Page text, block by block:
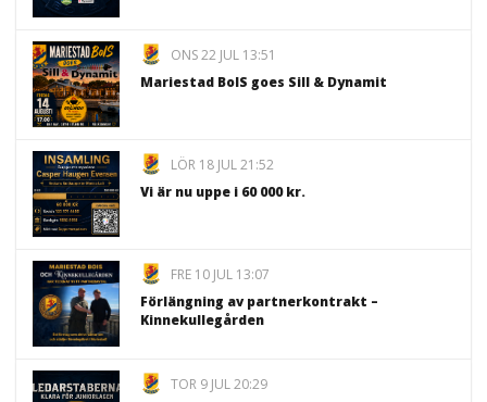
ONS 22 JUL 13:51
Mariestad BoIS goes Sill & Dynamit
LÖR 18 JUL 21:52
Vi är nu uppe i 60 000 kr.
FRE 10 JUL 13:07
Förlängning av partnerkontrakt –
Kinnekullegården
TOR 9 JUL 20:29